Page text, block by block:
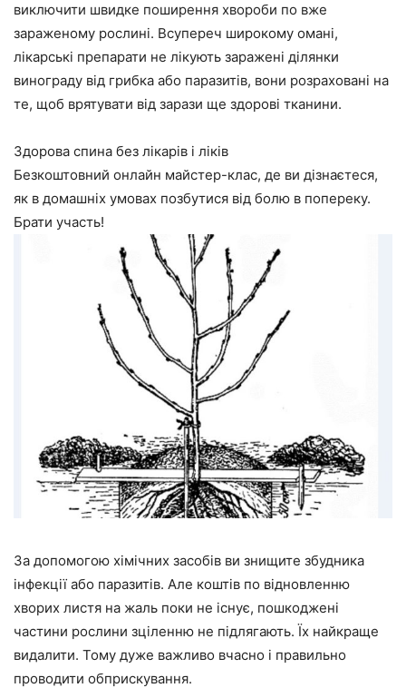
виключити швидке поширення хвороби по вже
зараженому рослині. Всупереч широкому омані,
лікарські препарати не лікують заражені ділянки
винограду від грибка або паразитів, вони розраховані на
те, щоб врятувати від зарази ще здорові тканини.
Здорова спина без лікарів і ліків
Безкоштовний онлайн майстер-клас, де ви дізнаєтеся,
як в домашніх умовах позбутися від болю в попереку.
Брати участь!
За допомогою хімічних засобів ви знищите збудника
інфекції або паразитів. Але коштів по відновленню
хворих листя на жаль поки не існує, пошкоджені
частини рослини зціленню не підлягають. Їх найкраще
видалити. Тому дуже важливо вчасно і правильно
проводити обприскування.